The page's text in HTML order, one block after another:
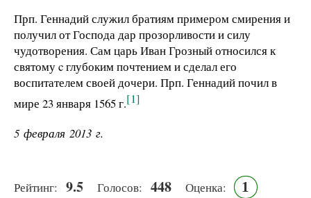
Прп. Геннадий служил братиям примером смирения и
получил от Господа дар прозорливости и силу
чудотворения. Сам царь Иван Грозный относился к
святому c глубоким почтением и сделал его
воспитателем своей дочери. Прп. Геннадий почил в
мире 23 января 1565 г.[1]
5 февраля 2013 г.
Рейтинг: 9.5 Голосов: 448 Оценка: 1